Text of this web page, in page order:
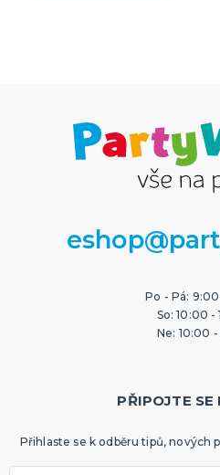
Po - Pá:
So: 10:00 -
Ne: 10:00 -
PŘIPOJTE SE
Přihlaste se k odběru tipů, nových